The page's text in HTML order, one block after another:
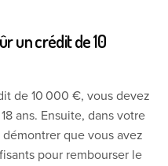
un crédit de 10
de 10 000 €, vous devez
ans. Ensuite, dans votre
que vous avez
pour rembourser le